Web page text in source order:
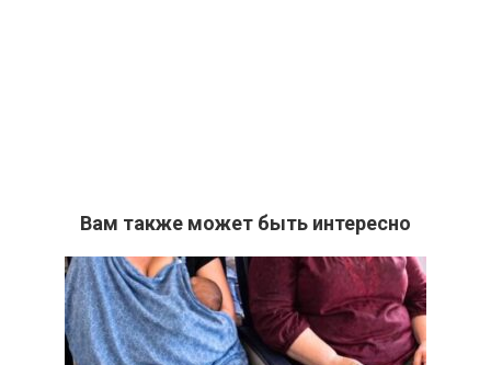
Вам также может быть интересно